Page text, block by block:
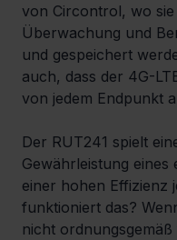
von Circontrol, wo
Überwachung und
und gespeichert
auch, dass der 4G-
von jedem Endpunkt
Der RUT241 spielt
Gewährleistung eines
einer hohen Effizienz
funktioniert das?
nicht